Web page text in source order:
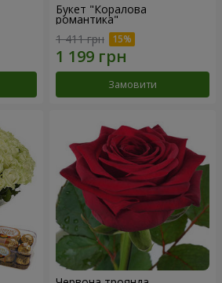
Букет "Коралова
романтика"
1 411 грн
Замовити